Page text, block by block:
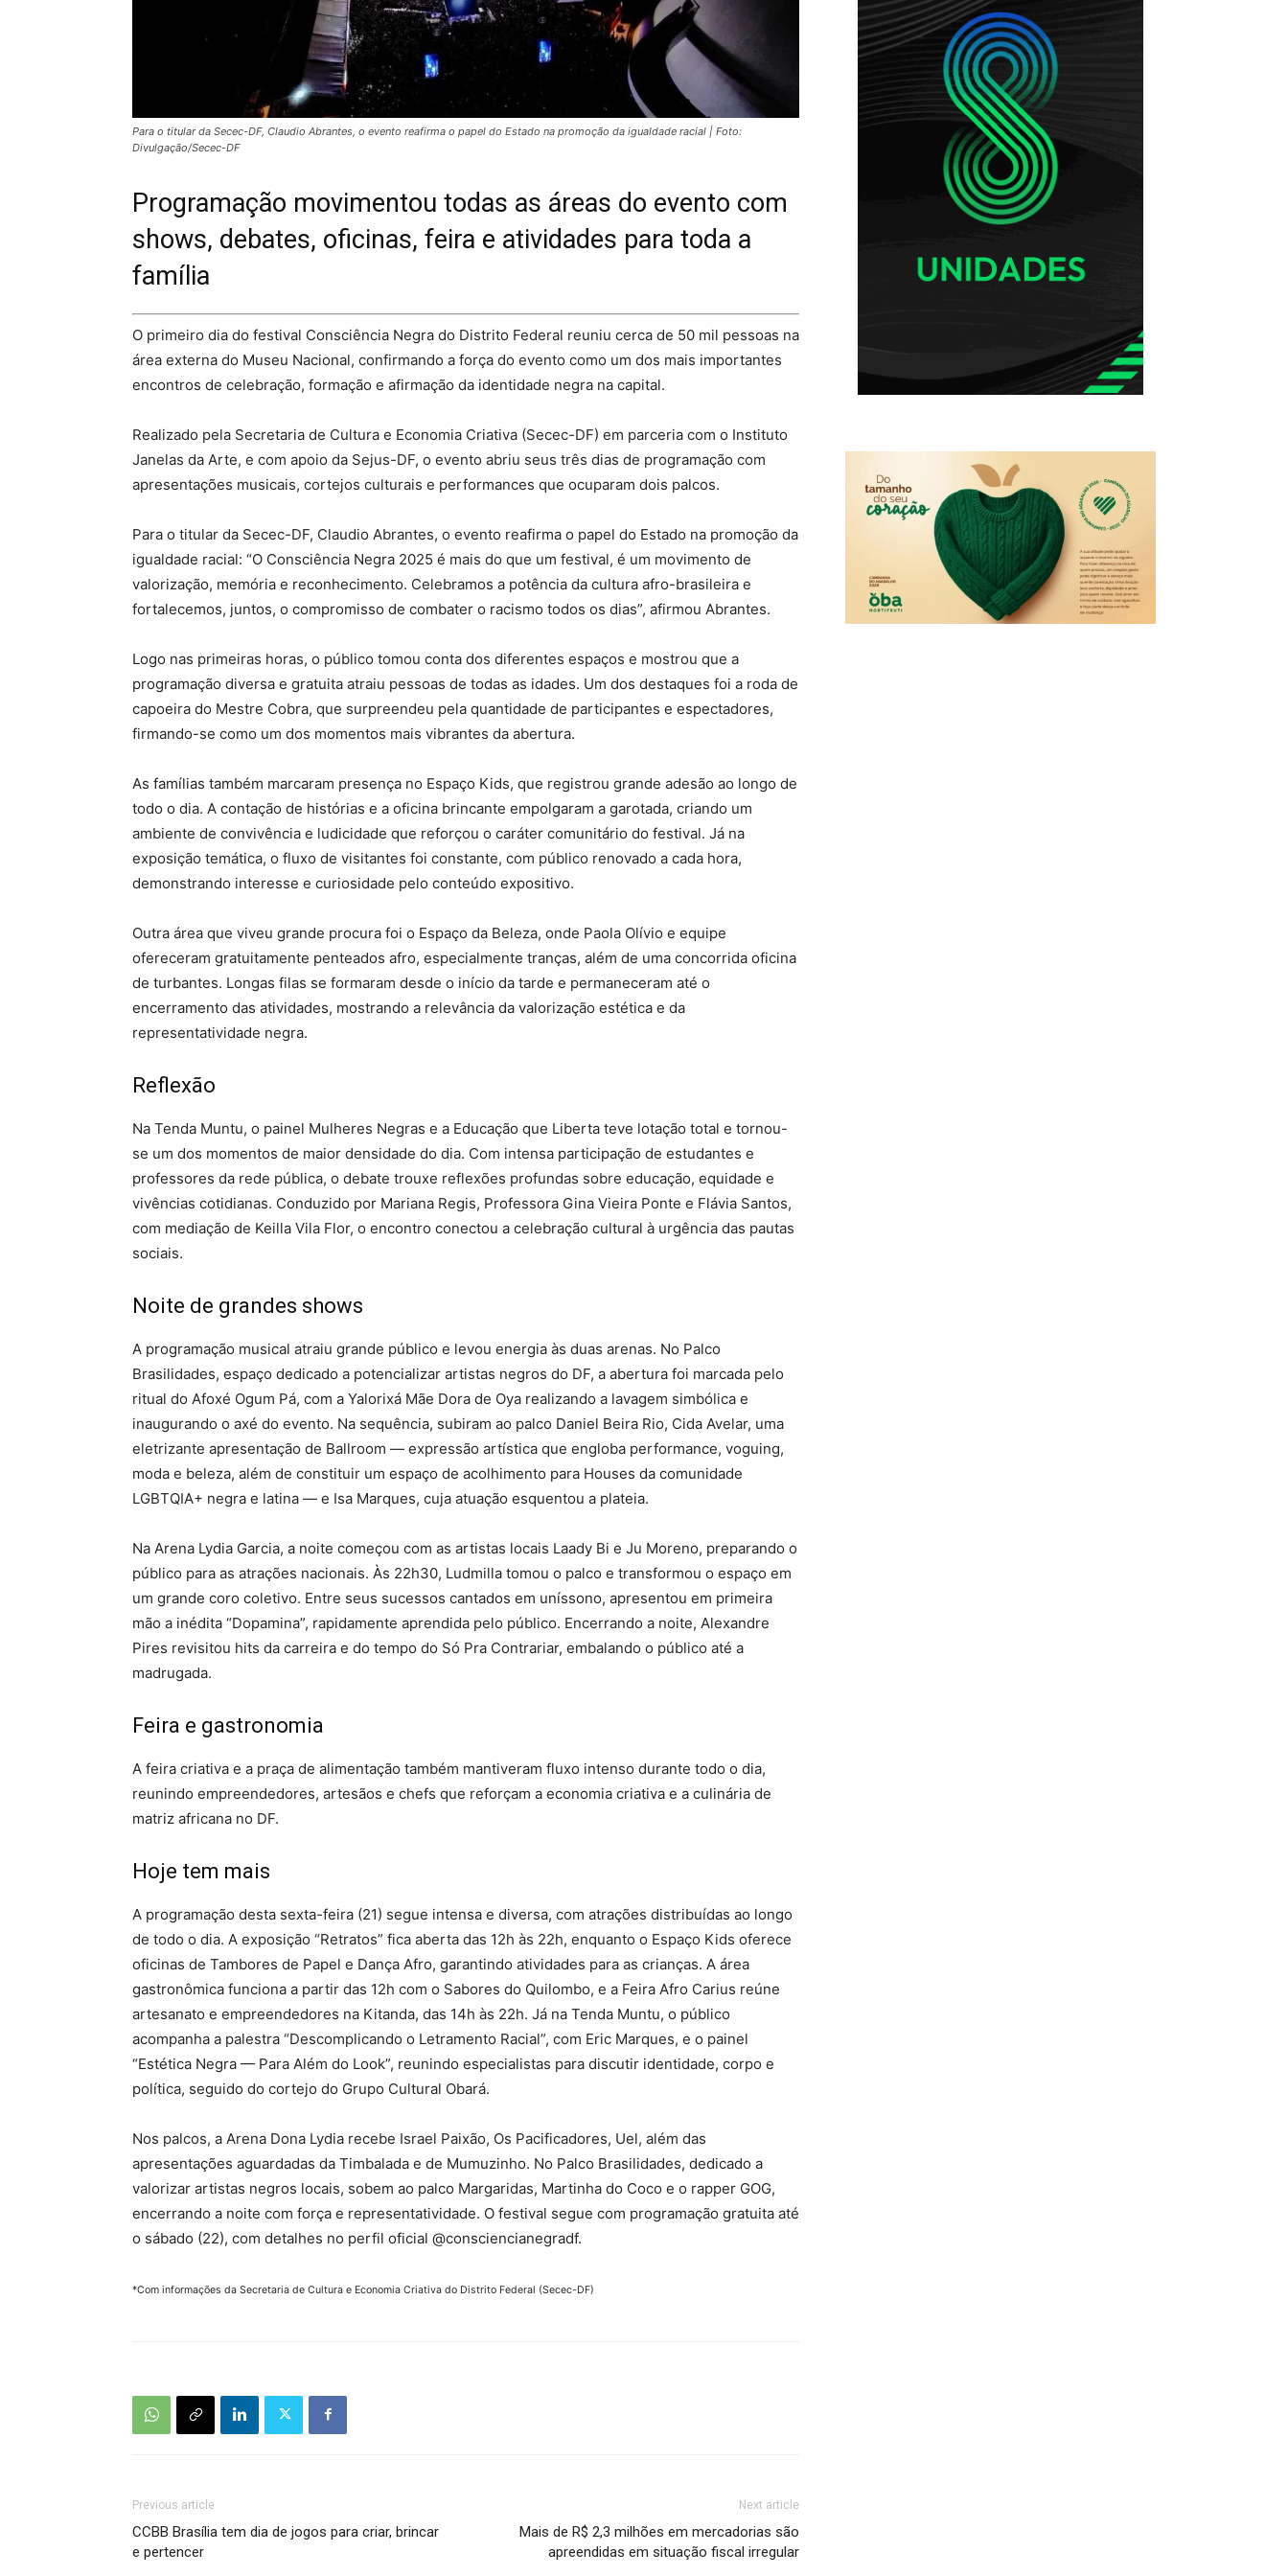
Para o titular da Secec-DF, Claudio Abrantes, o evento reafirma o papel do Estado na promoção da igualdade racial | Foto:
Divulgação/Secec-DF
Programação movimentou todas as áreas do evento com
shows, debates, oficinas, feira e atividades para toda a
família
O primeiro dia do festival Consciência Negra do Distrito Federal reuniu cerca de 50 mil pessoas na
área externa do Museu Nacional, confirmando a força do evento como um dos mais importantes
encontros de celebração, formação e afirmação da identidade negra na capital.
Realizado pela Secretaria de Cultura e Economia Criativa (Secec-DF) em parceria com o Instituto
Janelas da Arte, e com apoio da Sejus-DF, o evento abriu seus três dias de programação com
apresentações musicais, cortejos culturais e performances que ocuparam dois palcos.
Para o titular da Secec-DF, Claudio Abrantes, o evento reafirma o papel do Estado na promoção da
igualdade racial: “O Consciência Negra 2025 é mais do que um festival, é um movimento de
valorização, memória e reconhecimento. Celebramos a potência da cultura afro-brasileira e
fortalecemos, juntos, o compromisso de combater o racismo todos os dias”, afirmou Abrantes.
Logo nas primeiras horas, o público tomou conta dos diferentes espaços e mostrou que a
programação diversa e gratuita atraiu pessoas de todas as idades. Um dos destaques foi a roda de
capoeira do Mestre Cobra, que surpreendeu pela quantidade de participantes e espectadores,
firmando-se como um dos momentos mais vibrantes da abertura.
As famílias também marcaram presença no Espaço Kids, que registrou grande adesão ao longo de
todo o dia. A contação de histórias e a oficina brincante empolgaram a garotada, criando um
ambiente de convivência e ludicidade que reforçou o caráter comunitário do festival. Já na
exposição temática, o fluxo de visitantes foi constante, com público renovado a cada hora,
demonstrando interesse e curiosidade pelo conteúdo expositivo.
Outra área que viveu grande procura foi o Espaço da Beleza, onde Paola Olívio e equipe
ofereceram gratuitamente penteados afro, especialmente tranças, além de uma concorrida oficina
de turbantes. Longas filas se formaram desde o início da tarde e permaneceram até o
encerramento das atividades, mostrando a relevância da valorização estética e da
representatividade negra.
Reflexão
Na Tenda Muntu, o painel Mulheres Negras e a Educação que Liberta teve lotação total e tornou-
se um dos momentos de maior densidade do dia. Com intensa participação de estudantes e
professores da rede pública, o debate trouxe reflexões profundas sobre educação, equidade e
vivências cotidianas. Conduzido por Mariana Regis, Professora Gina Vieira Ponte e Flávia Santos,
com mediação de Keilla Vila Flor, o encontro conectou a celebração cultural à urgência das pautas
sociais.
Noite de grandes shows
A programação musical atraiu grande público e levou energia às duas arenas. No Palco
Brasilidades, espaço dedicado a potencializar artistas negros do DF, a abertura foi marcada pelo
ritual do Afoxé Ogum Pá, com a Yalorixá Mãe Dora de Oya realizando a lavagem simbólica e
inaugurando o axé do evento. Na sequência, subiram ao palco Daniel Beira Rio, Cida Avelar, uma
eletrizante apresentação de Ballroom — expressão artística que engloba performance, voguing,
moda e beleza, além de constituir um espaço de acolhimento para Houses da comunidade
LGBTQIA+ negra e latina — e Isa Marques, cuja atuação esquentou a plateia.
Na Arena Lydia Garcia, a noite começou com as artistas locais Laady Bi e Ju Moreno, preparando o
público para as atrações nacionais. Às 22h30, Ludmilla tomou o palco e transformou o espaço em
um grande coro coletivo. Entre seus sucessos cantados em uníssono, apresentou em primeira
mão a inédita “Dopamina”, rapidamente aprendida pelo público. Encerrando a noite, Alexandre
Pires revisitou hits da carreira e do tempo do Só Pra Contrariar, embalando o público até a
madrugada.
Feira e gastronomia
A feira criativa e a praça de alimentação também mantiveram fluxo intenso durante todo o dia,
reunindo empreendedores, artesãos e chefs que reforçam a economia criativa e a culinária de
matriz africana no DF.
Hoje tem mais
A programação desta sexta-feira (21) segue intensa e diversa, com atrações distribuídas ao longo
de todo o dia. A exposição “Retratos” fica aberta das 12h às 22h, enquanto o Espaço Kids oferece
oficinas de Tambores de Papel e Dança Afro, garantindo atividades para as crianças. A área
gastronômica funciona a partir das 12h com o Sabores do Quilombo, e a Feira Afro Carius reúne
artesanato e empreendedores na Kitanda, das 14h às 22h. Já na Tenda Muntu, o público
acompanha a palestra “Descomplicando o Letramento Racial”, com Eric Marques, e o painel
“Estética Negra — Para Além do Look”, reunindo especialistas para discutir identidade, corpo e
política, seguido do cortejo do Grupo Cultural Obará.
Nos palcos, a Arena Dona Lydia recebe Israel Paixão, Os Pacificadores, Uel, além das
apresentações aguardadas da Timbalada e de Mumuzinho. No Palco Brasilidades, dedicado a
valorizar artistas negros locais, sobem ao palco Margaridas, Martinha do Coco e o rapper GOG,
encerrando a noite com força e representatividade. O festival segue com programação gratuita até
o sábado (22), com detalhes no perfil oficial @consciencianegradf.
*Com informações da Secretaria de Cultura e Economia Criativa do Distrito Federal (Secec-DF)
Previous article
CCBB Brasília tem dia de jogos para criar, brincar
e pertencer
Next article
Mais de R$ 2,3 milhões em mercadorias são
apreendidas em situação fiscal irregular